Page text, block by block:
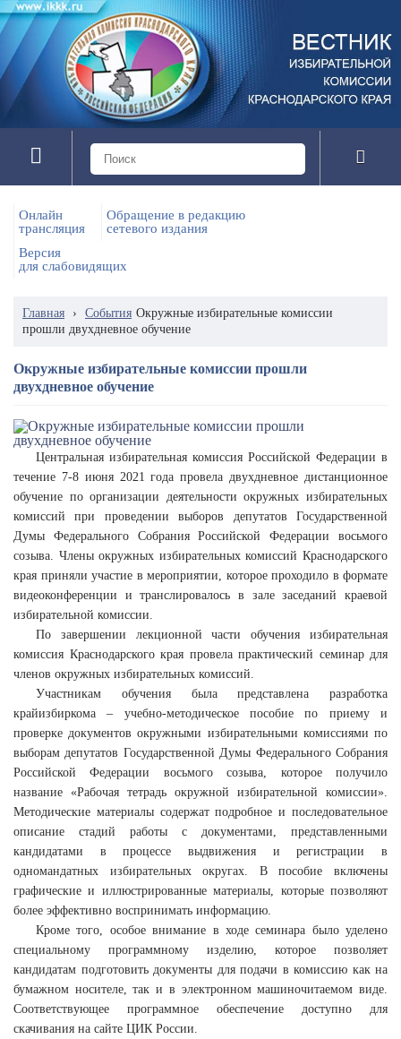
Онлайн
трансляция
Обращение в редакцию
сетевого издания
Версия
для слабовидящих
Главная › События Окружные избирательные комиссии
прошли двухдневное обучение
Окружные избирательные комиссии прошли
двухдневное обучение
Центральная избирательная комиссия Российской Федерации в
течение 7-8 июня 2021 года провела двухдневное дистанционное
обучение по организации деятельности окружных избирательных
комиссий при проведении выборов депутатов Государственной
Думы Федерального Собрания Российской Федерации восьмого
созыва. Члены окружных избирательных комиссий Краснодарского
края приняли участие в мероприятии, которое проходило в формате
видеоконференции и транслировалось в зале заседаний краевой
избирательной комиссии.
По завершении лекционной части обучения избирательная
комиссия Краснодарского края провела практический семинар для
членов окружных избирательных комиссий.
Участникам обучения была представлена разработка
крайизбиркома – учебно-методическое пособие по приему и
проверке документов окружными избирательными комиссиями по
выборам депутатов Государственной Думы Федерального Собрания
Российской Федерации восьмого созыва, которое получило
название «Рабочая тетрадь окружной избирательной комиссии».
Методические материалы содержат подробное и последовательное
описание стадий работы с документами, представленными
кандидатами в процессе выдвижения и регистрации в
одномандатных избирательных округах. В пособие включены
графические и иллюстрированные материалы, которые позволяют
более эффективно воспринимать информацию.
Кроме того, особое внимание в ходе семинара было уделено
специальному программному изделию, которое позволяет
кандидатам подготовить документы для подачи в комиссию как на
бумажном носителе, так и в электронном машиночитаемом виде.
Соответствующее программное обеспечение доступно для
скачивания на сайте ЦИК России.